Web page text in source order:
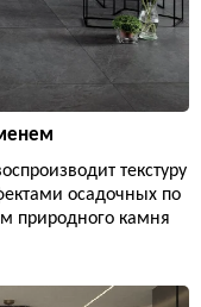
текстуру
осадочных по
природного камня